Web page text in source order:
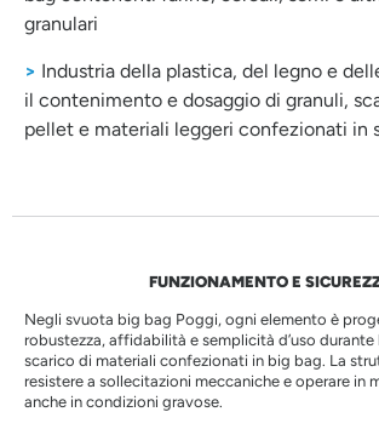
granulari
> Industria della plastica, del legno e
il contenimento e dosaggio di granuli,
pellet e materiali leggeri confezionati in
FUNZIONAMENTO E
Negli svuota big bag Poggi, ogni elemento è
robustezza, affidabilità e semplicità d’uso durante
scarico di materiali confezionati in big bag. La
resistere a sollecitazioni meccaniche e operare in
anche in condizioni gravose.